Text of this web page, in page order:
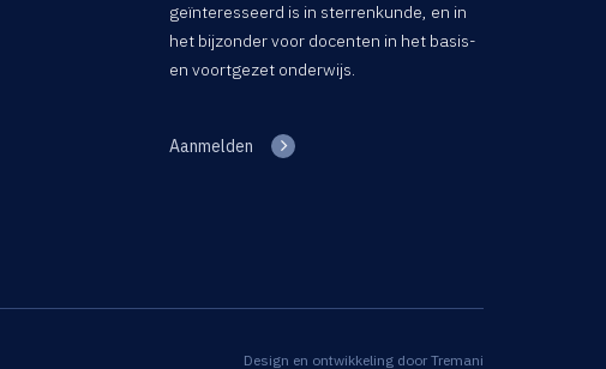
geïnteresseerd is in sterrenkunde, en in
het bijzonder voor docenten in het basis-
en voortgezet onderwijs.
Aanmelden
Design en ontwikkeling door Tremani